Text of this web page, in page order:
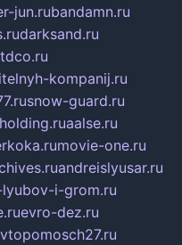
jun.rubandamn.ru
darksand.ru
kompanij.ru
snow-guard.ru
aalse.ru
movie-one.ru
andreislyusar.ru
i-grom.ru
evro-dez.ru